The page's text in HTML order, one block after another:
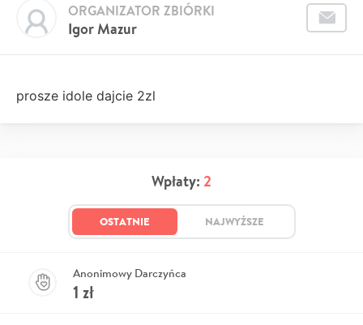
Igor Mazur
ORGANIZATOR ZBIÓRKI
prosze idole dajcie 2zl
Wpłaty: 2
OSTATNIE NAJWYŻSZE
Anonimowy Darczyńca
1 zł